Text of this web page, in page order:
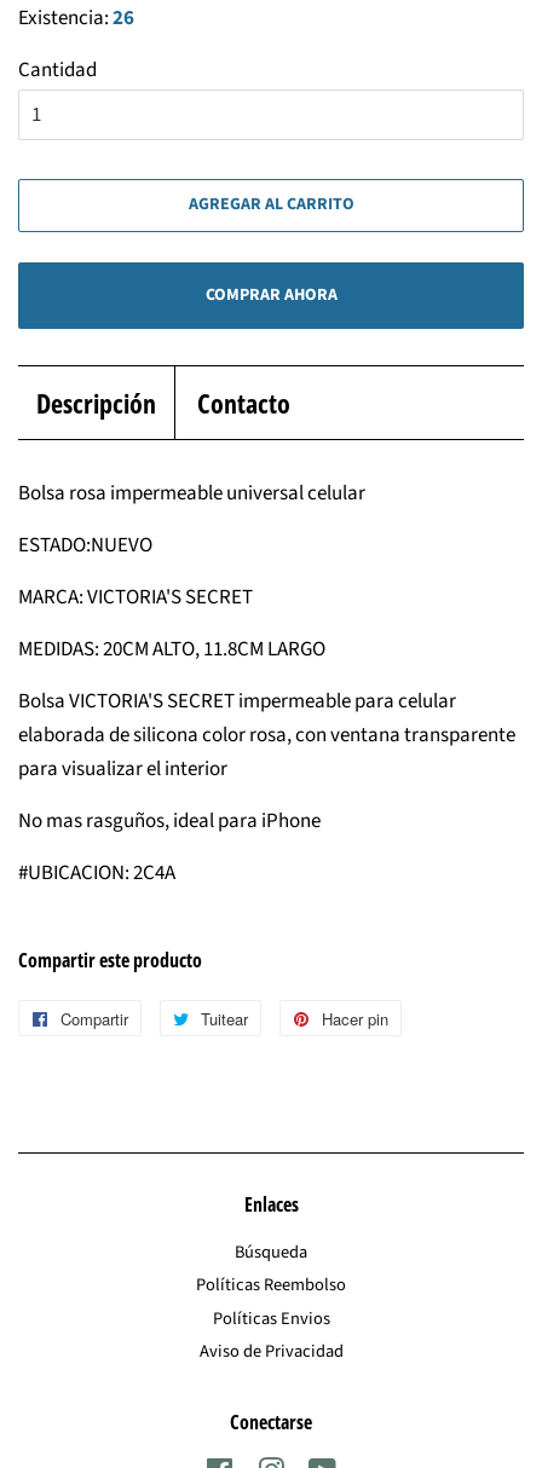
Existencia:26
Cantidad
AGREGAR AL CARRITO
COMPRAR AHORA
Descripción Contacto
Bolsa rosa impermeable universal celular
ESTADO:NUEVO
MARCA: VICTORIA'S SECRET
MEDIDAS: 20CM ALTO, 11.8CM LARGO
Bolsa VICTORIA'S SECRET impermeable para celular
elaborada de silicona color rosa, con ventana transparente
para visualizar el interior
No mas rasguños, ideal para iPhone
#UBICACION: 2C4A
Compartir este producto
Compartir
CompartirTuitear
Tuitear
Hacer pin
Enlaces
Búsqueda
Políticas Reembolso
Políticas Envios
Aviso de Privacidad
Conectarse